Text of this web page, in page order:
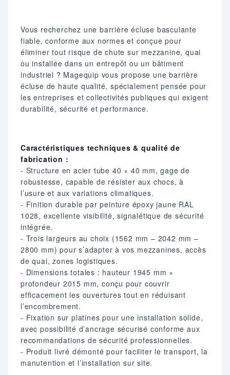
Vous recherchez une barrière écluse basculante
fiable, conforme aux normes et conçue pour
éliminer tout risque de chute sur mezzanine, quai
ou installée dans un entrepôt ou un bâtiment
industriel ? Magequip vous propose une barrière
écluse de haute qualité, spécialement pensée pour
les entreprises et collectivités publiques qui exigent
durabilité, sécurité et performance.
Caractéristiques techniques & qualité de
fabrication :
- Structure en acier tube 40 × 40 mm, gage de
robustesse, capable de résister aux chocs, à
l’usure et aux variations climatiques.
- Finition durable par peinture époxy jaune RAL
1028, excellente visibilité, signalétique de sécurité
intégrée.
- Trois largeurs au choix (1562 mm – 2042 mm –
2800 mm) pour s’adapter à vos mezzanines, accès
de quai, zones logistiques.
- Dimensions totales : hauteur 1945 mm ×
profondeur 2015 mm, conçu pour couvrir
efficacement les ouvertures tout en réduisant
l’encombrement.
- Fixation sur platines pour une installation solide,
avec possibilité d’ancrage sécurisé conforme aux
recommandations de sécurité professionnelles.
- Produit livré démonté pour faciliter le transport, la
manutention et l’installation sur site.